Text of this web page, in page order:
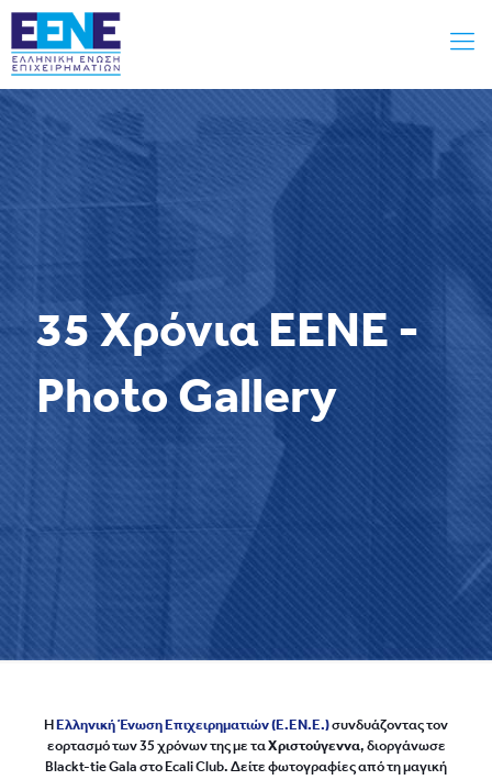
35 Χρόνια ΕΕΝΕ -
Photo Gallery
Η Ελληνική Ένωση Επιχειρηματιών (Ε.ΕΝ.Ε.)συνδυάζοντας τον
εορτασμό των 35 χρόνων της με ταΧριστούγεννα, διοργάνωσε
Blackt-tie Gala στο Ecali Club. Δείτε φωτογραφίες από τη μαγική